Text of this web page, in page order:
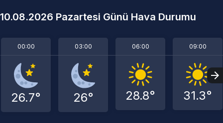
10.08.2026 Pazartesi Günü Hava Durumu
00:00
26.7°
03:00
26°
06:00
28.8°
09:00
31.3°